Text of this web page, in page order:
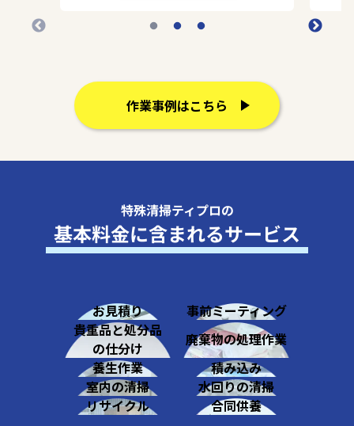
作業事例はこちら
特殊清掃ティプロの
基本料金に含まれるサービス
お見積り
事前ミーティング
貴重品と処分品
の仕分け
廃棄物の処理作業
養生作業
積み込み
室内の清掃
水回りの清掃
リサイクル
合同供養